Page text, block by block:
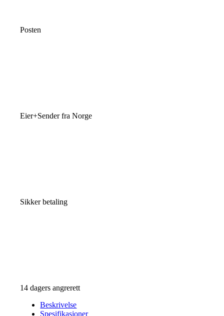
Posten
Eier+Sender fra Norge
Sikker betaling
14 dagers angrerett
Beskrivelse
Spesifikasjoner